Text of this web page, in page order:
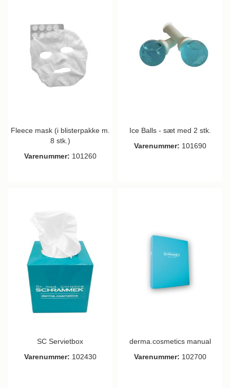
Fleece mask (i blisterpakke m.
8 stk.)
Varenummer: 101260
Ice Balls - sæt med 2 stk.
Varenummer: 101690
SC Servietbox
Varenummer: 102430
derma.cosmetics manual
Varenummer: 102700